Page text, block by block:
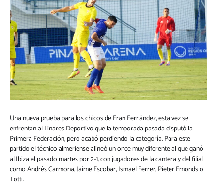
Una nueva prueba para los chicos de Fran Fernández, esta vez se
enfrentan al Linares Deportivo que la temporada pasada disputó la
Primera Federación, pero acabó perdiendo la categoría. Para este
partido el técnico almeriense alineó un once muy diferente al que ganó
al Ibiza el pasado martes por 2-1, con jugadores de la cantera y del filial
como Andrés Carmona, Jaime Escobar, Ismael Ferrer, Pieter Emonds o
Totti.